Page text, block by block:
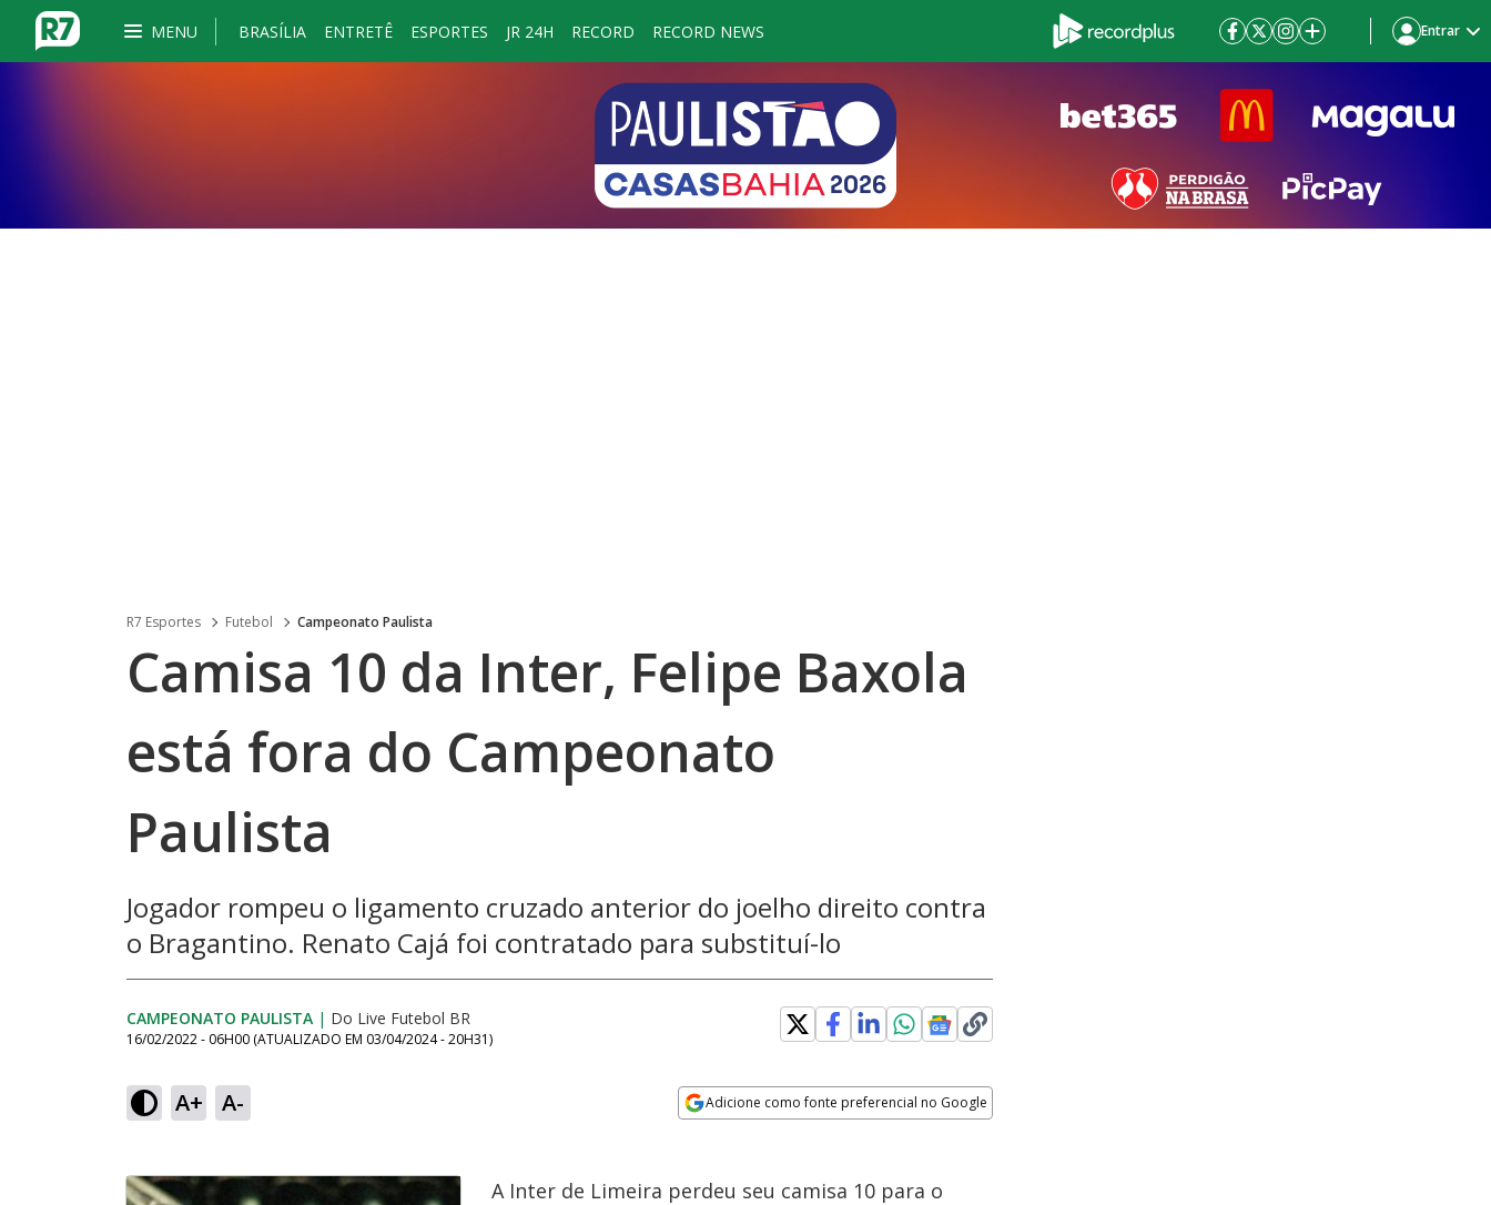
MENU BRASÍLIA ENTRETÊ ESPORTES JR 24H RECORD RECORD NEWS Entrar
R7 Esportes Futebol Campeonato Paulista
Camisa 10 da Inter, Felipe Baxola
está fora do Campeonato
Paulista
Jogador rompeu o ligamento cruzado anterior do joelho direito contra
o Bragantino. Renato Cajá foi contratado para substituí-lo
CAMPEONATO PAULISTA | Do Live Futebol BR
16/02/2022 - 06H00 (ATUALIZADO EM 03/04/2024 - 20H31)
A+ A- Adicione como fonte preferencial no Google
A Inter de Limeira perdeu seu camisa 10 para o